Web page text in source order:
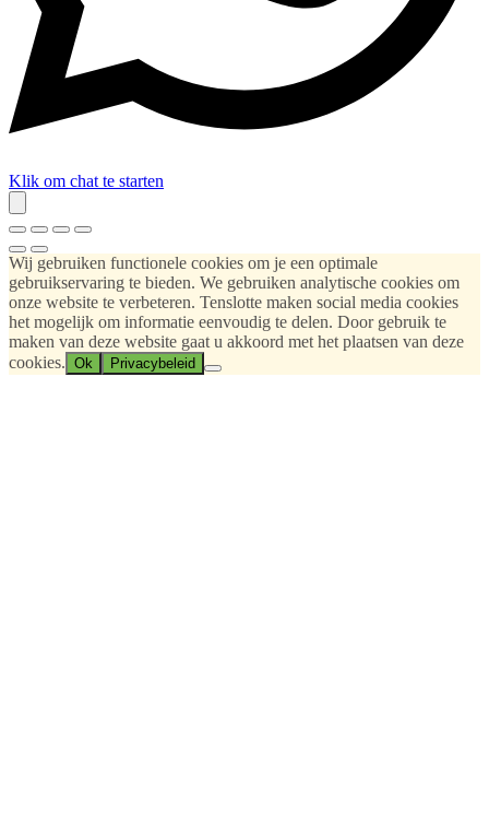
Klik om chat te starten
Wij gebruiken functionele cookies om je een optimale
gebruikservaring te bieden. We gebruiken analytische cookies om
onze website te verbeteren. Tenslotte maken social media cookies
het mogelijk om informatie eenvoudig te delen. Door gebruik te
maken van deze website gaat u akkoord met het plaatsen van deze
cookies. Ok Privacybeleid